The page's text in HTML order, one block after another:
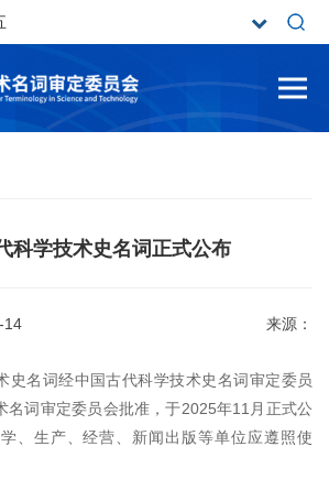
科学技术史名词正式公布
14 来源：
史名词经中国古代科学技术史名词审定委员
名词审定委员会批准，于2025年11月正式公
、生产、经营、新闻出版等单位应遵照使